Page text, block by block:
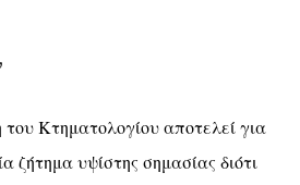
Κτηματολογίου αποτελεί για
ζήτημα υψίστης σημασίας διότι